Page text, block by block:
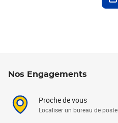
Nos Engagements
Proche de vous
Localiser un bureau de poste